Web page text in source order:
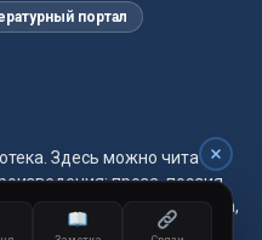
портал
Здесь можно читать
проза, поэзия,
и метки, удобная читалка,
день.